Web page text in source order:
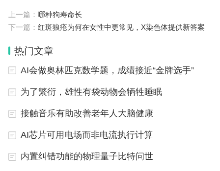
以提供必要的容错水平。但新研究清楚地表明，使用
最具创新性的量子光学方法将不可普遍校正的量子比
上一篇： 哪种狗寿命长
下一篇： 红斑狼疮为何在女性中更常见，X染色体提供新答案
热门文章
AI会做奥林匹克数学题，成绩接近“金牌选手”
为了繁衍，雄性有袋动物会牺牲睡眠
接触音乐有助改善老年人大脑健康
AI芯片可用电场而非电流执行计算
内置纠错功能的物理量子比特问世